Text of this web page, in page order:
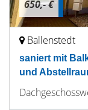
650,- €
Ballenstedt
saniert mit
und